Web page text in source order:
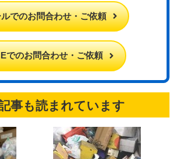
でのお問合わせ・ご依頼
でのお問合わせ・ご依頼
事も読まれています